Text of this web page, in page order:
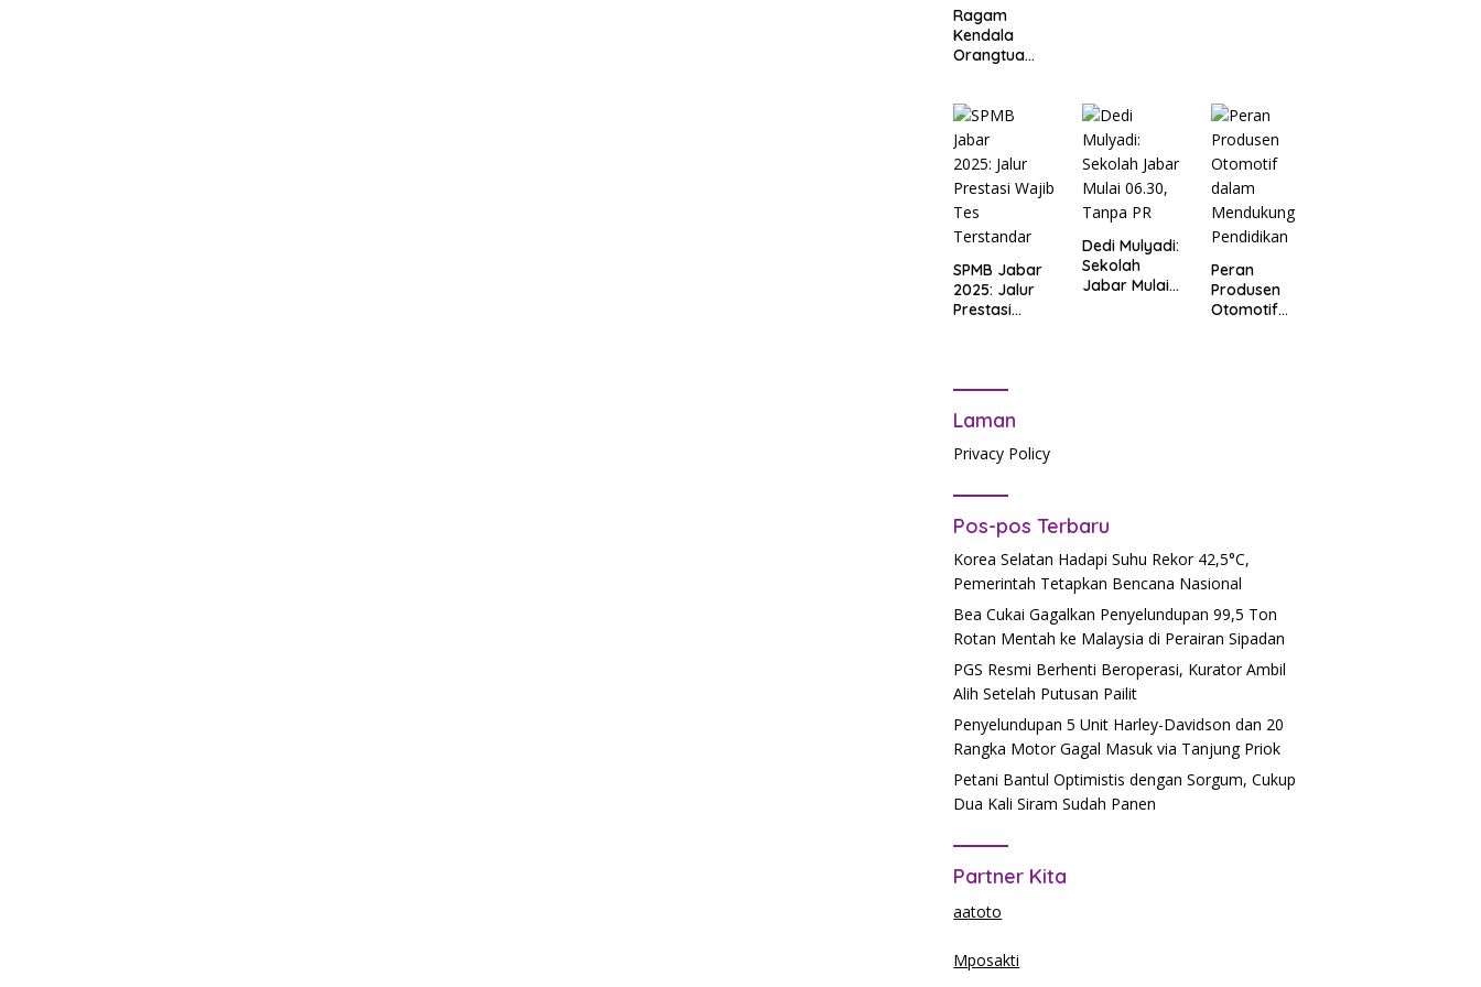
Ragam
Kendala
Orangtua
Jakarta
2025: Salah
Input Data
hingga Lupa
Password
SPMB Jabar
2025: Jalur
Prestasi
Dedi Mulyadi:
Sekolah
Jabar Mulai
Peran
Produsen
Otomotif
Laman
Privacy Policy
Pos-pos Terbaru
Korea Selatan Hadapi Suhu Rekor 42,5°C,
Pemerintah Tetapkan Bencana Nasional
Bea Cukai Gagalkan Penyelundupan 99,5 Ton
Rotan Mentah ke Malaysia di Perairan Sipadan
PGS Resmi Berhenti Beroperasi, Kurator Ambil
Alih Setelah Putusan Pailit
Penyelundupan 5 Unit Harley-Davidson dan 20
Rangka Motor Gagal Masuk via Tanjung Priok
Petani Bantul Optimistis dengan Sorgum, Cukup
Dua Kali Siram Sudah Panen
Partner Kita
aatoto
Mposakti